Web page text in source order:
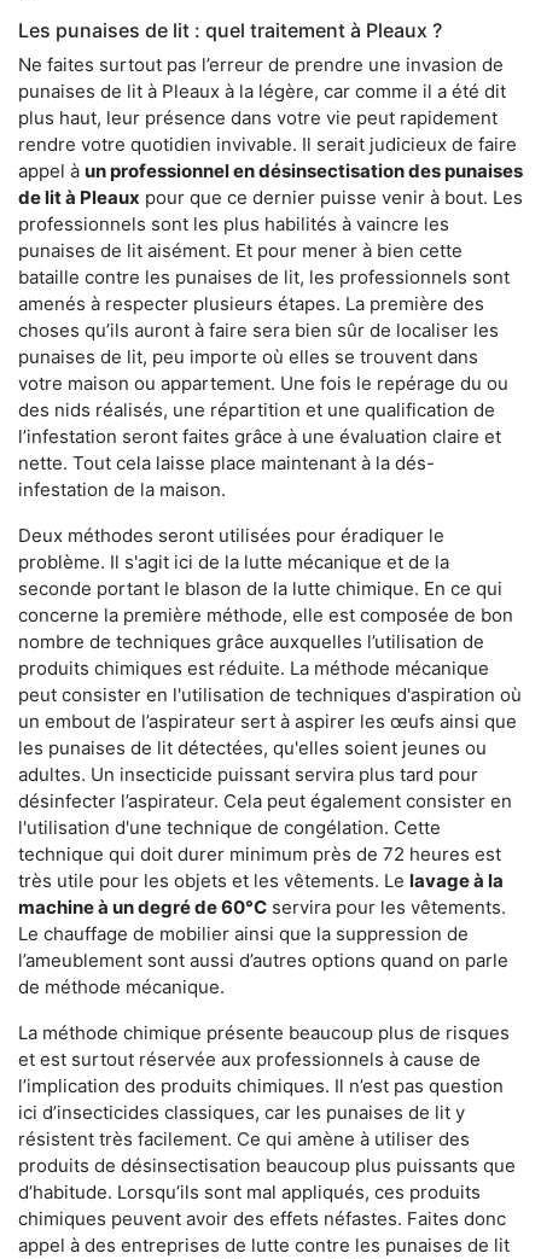
Les punaises de lit : quel traitement à Pleaux ?
Ne faites surtout pas l’erreur de prendre une invasion de
punaises de lit à Pleaux à la légère, car comme il a été dit
plus haut, leur présence dans votre vie peut rapidement
rendre votre quotidien invivable. Il serait judicieux de faire
appel à un professionnel en désinsectisation des punaises
de lit à Pleaux pour que ce dernier puisse venir à bout. Les
professionnels sont les plus habilités à vaincre les
punaises de lit aisément. Et pour mener à bien cette
bataille contre les punaises de lit, les professionnels sont
amenés à respecter plusieurs étapes. La première des
choses qu’ils auront à faire sera bien sûr de localiser les
punaises de lit, peu importe où elles se trouvent dans
votre maison ou appartement. Une fois le repérage du ou
des nids réalisés, une répartition et une qualification de
l’infestation seront faites grâce à une évaluation claire et
nette. Tout cela laisse place maintenant à la dés-
infestation de la maison.
Deux méthodes seront utilisées pour éradiquer le
problème. Il s'agit ici de la lutte mécanique et de la
seconde portant le blason de la lutte chimique. En ce qui
concerne la première méthode, elle est composée de bon
nombre de techniques grâce auxquelles l’utilisation de
produits chimiques est réduite. La méthode mécanique
peut consister en l'utilisation de techniques d'aspiration où
un embout de l’aspirateur sert à aspirer les œufs ainsi que
les punaises de lit détectées, qu'elles soient jeunes ou
adultes. Un insecticide puissant servira plus tard pour
désinfecter l’aspirateur. Cela peut également consister en
l'utilisation d'une technique de congélation. Cette
technique qui doit durer minimum près de 72 heures est
très utile pour les objets et les vêtements. Le lavage à la
machine à un degré de 60°C servira pour les vêtements.
Le chauffage de mobilier ainsi que la suppression de
l’ameublement sont aussi d’autres options quand on parle
de méthode mécanique.
La méthode chimique présente beaucoup plus de risques
et est surtout réservée aux professionnels à cause de
l’implication des produits chimiques. Il n’est pas question
ici d’insecticides classiques, car les punaises de lit y
résistent très facilement. Ce qui amène à utiliser des
produits de désinsectisation beaucoup plus puissants que
d’habitude. Lorsqu’ils sont mal appliqués, ces produits
chimiques peuvent avoir des effets néfastes. Faites donc
appel à des entreprises de lutte contre les punaises de lit